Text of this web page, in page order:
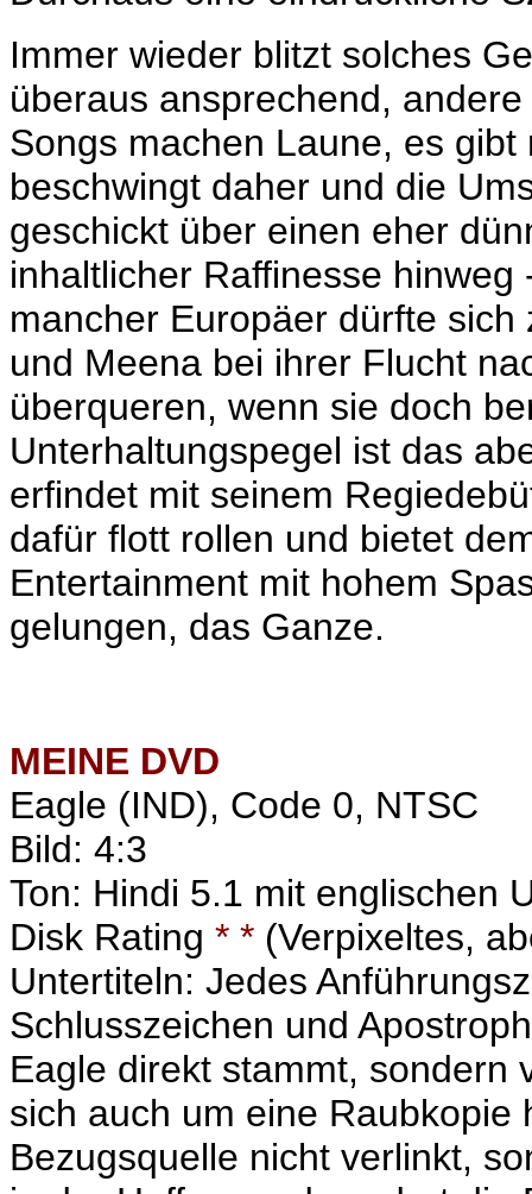
Immer wieder blitzt solches
überaus ansprechend,
Songs machen Laune, es
beschwingt daher und die
geschickt über einen eher
inhaltlicher Raffinesse
mancher Europäer dürfte
und Meena bei ihrer Flucht
überqueren, wenn sie doch
Unterhaltungspegel ist das
erfindet mit seinem
dafür flott rollen und bietet
Entertainment mit hohem
gelungen, das Ganze.
MEINE DVD
Eagle (IND), Code 0, NTSC
Bild: 4:3
Ton: Hindi 5.1 mit englischen
Disk Rating * * (Verpixeltes,
Untertiteln: Jedes
Schlusszeichen und
Eagle direkt stammt, sondern
sich auch um eine
Bezugsquelle nicht verlinkt,